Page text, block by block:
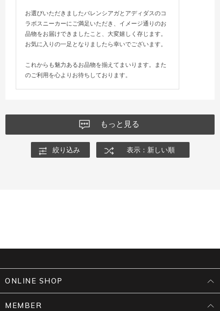
お選びいただきましたバレンシアガとアディダスのコ
ラボスニーカーにご満足いただき、イメージ通りのお
品物をお届けできましたこと、大変嬉しく存じます。
お気に入りの一足となりましたら幸いでございます。
これからも魅力あるお品物を揃えてまいります。また
のご利用を心よりお待ちしております。
もっと見る
絞り込み 表示：新しい順
ONLINE SHOP
MEMBER